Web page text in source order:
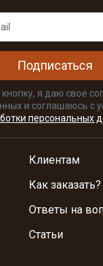
Подписаться
я даю свое
и соглашаюсь с
персональных
Клиентам
Как заказать?
Ответы на
Статьи